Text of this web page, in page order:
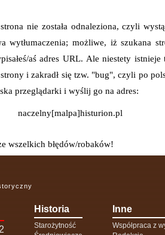
nie została odnaleziona, czyli
wytłumaczenia; możliwe, iż szukana
aś adres URL. Ale niestety
i zakradł się tzw. "bug", czyli po
przeglądarki i wyślij go na adres:
naczelny[malpa]histurion.pl
wszelkich błędów/robaków!
Historia
Starożytność
Inne
Współpraca z